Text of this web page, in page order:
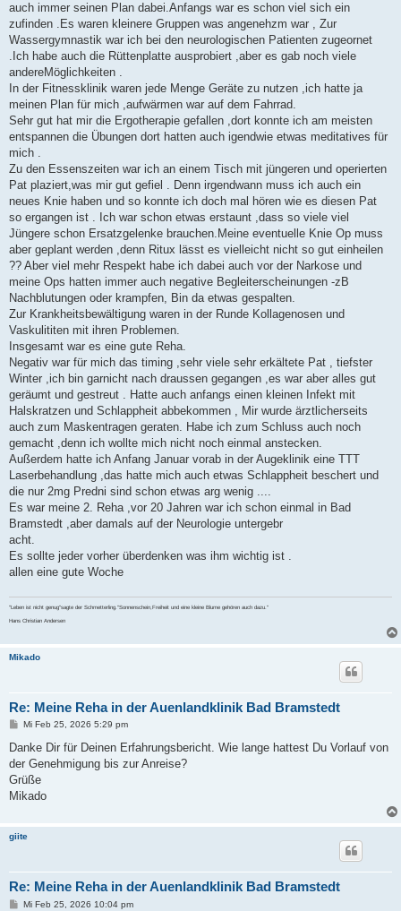
auch immer seinen Plan dabei.Anfangs war es schon viel sich ein
zufinden .Es waren kleinere Gruppen was angenehzm war , Zur
Wassergymnastik war ich bei den neurologischen Patienten zugeornet
.Ich habe auch die Rüttenplatte ausprobiert ,aber es gab noch viele
andereMöglichkeiten .
In der Fitnessklinik waren jede Menge Geräte zu nutzen ,ich hatte ja
meinen Plan für mich ,aufwärmen war auf dem Fahrrad.
Sehr gut hat mir die Ergotherapie gefallen ,dort konnte ich am meisten
entspannen die Übungen dort hatten auch igendwie etwas meditatives für
mich .
Zu den Essenszeiten war ich an einem Tisch mit jüngeren und operierten
Pat plaziert,was mir gut gefiel . Denn irgendwann muss ich auch ein
neues Knie haben und so konnte ich doch mal hören wie es diesen Pat
so ergangen ist . Ich war schon etwas erstaunt ,dass so viele viel
Jüngere schon Ersatzgelenke brauchen.Meine eventuelle Knie Op muss
aber geplant werden ,denn Ritux lässt es vielleicht nicht so gut einheilen
?? Aber viel mehr Respekt habe ich dabei auch vor der Narkose und
meine Ops hatten immer auch negative Begleiterscheinungen -zB
Nachblutungen oder krampfen, Bin da etwas gespalten.
Zur Krankheitsbewältigung waren in der Runde Kollagenosen und
Vaskulititen mit ihren Problemen.
Insgesamt war es eine gute Reha.
Negativ war für mich das timing ,sehr viele sehr erkältete Pat , tiefster
Winter ,ich bin garnicht nach draussen gegangen ,es war aber alles gut
geräumt und gestreut . Hatte auch anfangs einen kleinen Infekt mit
Halskratzen und Schlappheit abbekommen , Mir wurde ärztlicherseits
auch zum Maskentragen geraten. Habe ich zum Schluss auch noch
gemacht ,denn ich wollte mich nicht noch einmal anstecken.
Außerdem hatte ich Anfang Januar vorab in der Augeklinik eine TTT
Laserbehandlung ,das hatte mich auch etwas Schlappheit beschert und
die nur 2mg Predni sind schon etwas arg wenig ....
Es war meine 2. Reha ,vor 20 Jahren war ich schon einmal in Bad
Bramstedt ,aber damals auf der Neurologie untergebr
acht.
Es sollte jeder vorher überdenken was ihm wichtig ist .
allen eine gute Woche
"Leben ist nicht genug"sagte der Schmetterling."Sonnenschein,Freiheit und eine kleine Blume gehören auch dazu."
Hans Christian Andersen
Mikado
Re: Meine Reha in der Auenlandklinik Bad Bramstedt
B
i
r
a
Mi Feb 25, 2026 5:29 pm
Danke Dir für Deinen Erfahrungsbericht. Wie lange hattest Du Vorlauf von
der Genehmigung bis zur Anreise?
Grüße
Mikado
giite
Re: Meine Reha in der Auenlandklinik Bad Bramstedt
BMi Feb 25, 2026 10:04 pm